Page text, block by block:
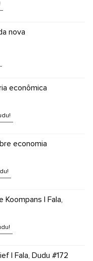
nova
econômica
economia
| Fala,
| Fala, Dudu #172